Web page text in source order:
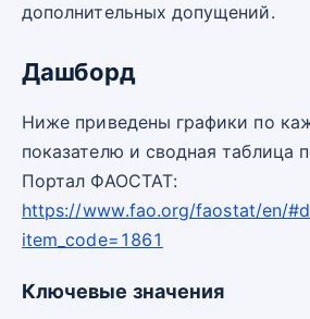
дополнительных допущений.
Дашборд
Ниже приведены графики по
показателю и сводная таблица
Портал ФАОСТАТ:
https://www.fao.org/faostat/en/
item_code=1861
Ключевые значения